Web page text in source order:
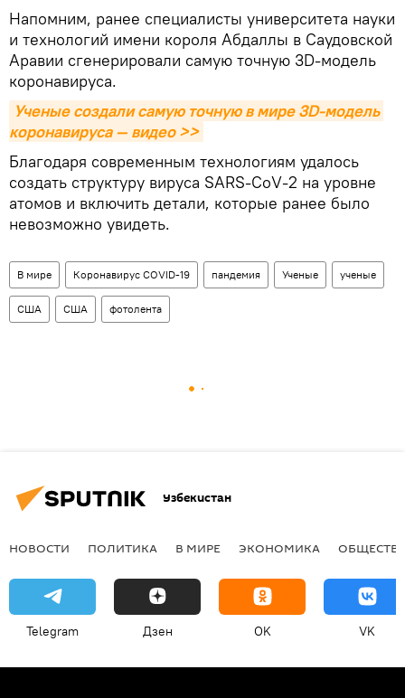
Напомним, ранее специалисты университета науки
и технологий имени короля Абдаллы в Саудовской
Аравии сгенерировали самую точную 3D-модель
коронавируса.
Ученые создали самую точную в мире 3D-модель
коронавируса — видео >>
Благодаря современным технологиям удалось
создать структуру вируса SARS-CoV-2 на уровне
атомов и включить детали, которые ранее было
невозможно увидеть.
В мире Коронавирус COVID-19 пандемия Ученые ученые
США США фотолента
Узбекистан
НОВОСТИ ПОЛИТИКА В МИРЕ ЭКОНОМИКА
Telegram Дзен OK VK